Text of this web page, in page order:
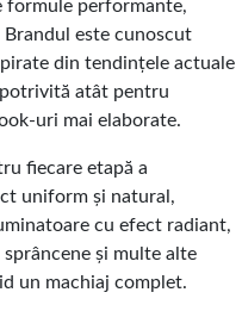
formule performante,
este cunoscut
din tendințele actuale
atât pentru
uri mai elaborate.
fiecare etapă a
uniform și natural,
cu efect radiant,
și multe alte
un machiaj complet.